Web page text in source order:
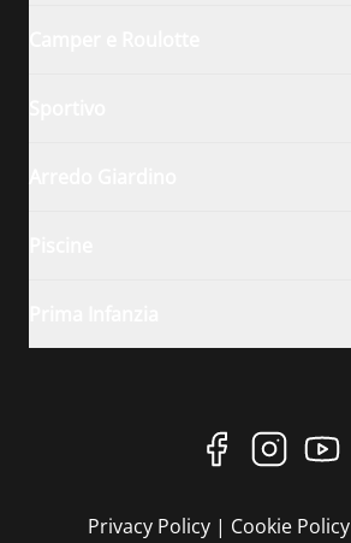
Privacy Policy | Cookie Policy